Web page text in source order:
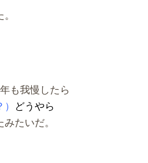
も我慢したら
どうやら
たいだ。